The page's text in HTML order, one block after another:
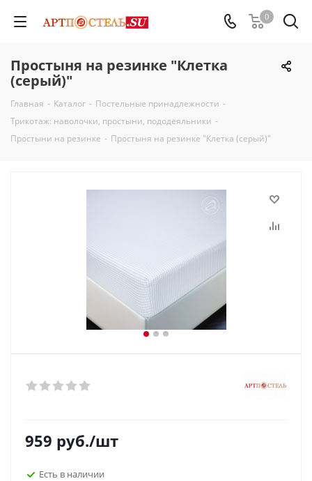
0
Простыня на резинке "Клетка
(серый)"
Главная - Каталог - Постельные принадлежности -
Трикотаж: наволочки, простыни, пододеяльники -
Простыни на резинке - Простыня на резинке "Клетка (серый)"
959 руб./шт
Есть в наличии